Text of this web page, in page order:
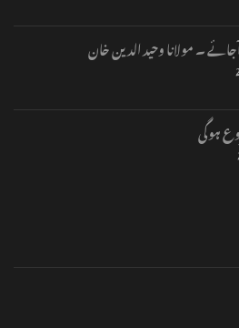
۔ مولانا وحید الدین خان
ہوگی